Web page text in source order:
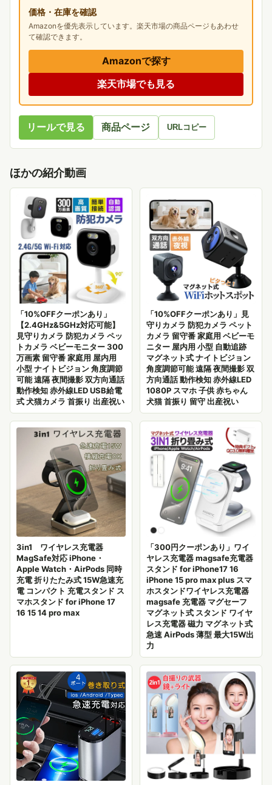
価格・在庫を確認
Amazonを優先表示しています。楽天市場の商品ページもあわせ
て確認できます。
Amazonで探す
楽天市場でも見る
リールで見る 商品ページ URLコピー
ほかの紹介動画
「10%OFFクーポンあり」
【2.4GHz&5GHz対応可能】
見守りカメラ 防犯カメラ ペッ
トカメラ ベビーモニター 300
万画素 留守番 家庭用 屋内用
小型 ナイトビジョン 角度調節
可能 遠隔 夜間撮影 双方向通話
動作検知 赤外線LED USB給電
式 犬猫カメラ 首振り 出産祝い
「10%OFFクーポンあり」見
守りカメラ 防犯カメラ ペット
カメラ 留守番 家庭用 ベビーモ
ニター 屋内用 小型 自動追跡
マグネット式 ナイトビジョン
角度調節可能 遠隔 夜間撮影 双
方向通話 動作検知 赤外線LED
1080P スマホ 子供 赤ちゃん
犬猫 首振り 留守 出産祝い
3in1 ワイヤレス充電器
MagSafe対応 iPhone・
Apple Watch・AirPods 同時
充電 折りたたみ式 15W急速充
電 コンパクト 充電スタンド ス
マホスタンド for iPhone 17
16 15 14 pro max
「300円クーポンあり」ワイ
ヤレス充電器 magsafe充電器
スタンド for iPhone17 16
iPhone 15 pro max plus スマ
ホスタンドワイヤレス充電器
magsafe 充電器 マグセーフ
マグネット式 スタンド ワイヤ
レス充電器 磁力 マグネット式
急速 AirPods 薄型 最大15W出
力